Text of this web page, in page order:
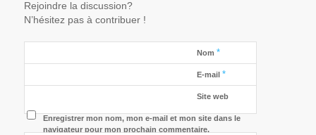
Rejoindre la discussion?
N’hésitez pas à contribuer !
Nom *
E-mail *
Site web
Enregistrer mon nom, mon e-mail et mon site dans le
navigateur pour mon prochain commentaire.